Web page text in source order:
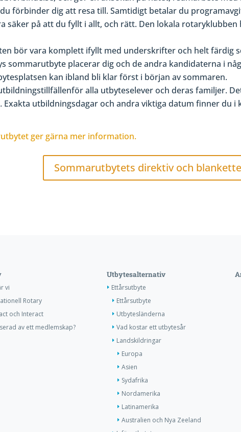
förbinder dig att resa till. Samtidigt betalar du
säker på att du fyllt i allt, och rätt. Den lokala
bör vara komplett ifyllt med underskrifter och helt färdig
sommarutbyte placerar dig och de andra kandidaterna i
kan ibland bli klar först i början av sommaren.
alla utbyteselever och deras familjer.
utbildningsdagar och andra viktiga datum finner du
ger gärna mer information.
Sommarutbytets direktiv och
vi
Rotary
och Interact
av ett medlemskap?
Utbytesalternativ
Ettårsutbyte
Ettårsutbyte
Utbytesländerna
Vad kostar ett utbytesår
Landskildringar
Europa
Asien
Sydafrika
Nordamerika
Latinamerika
Australien och Nya Zeeland